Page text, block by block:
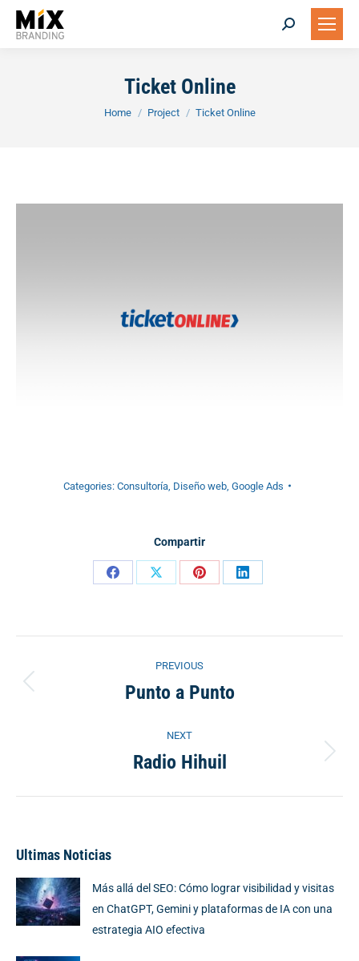
Search:
Ticket Online
You are here:
Home Project Ticket Online
Categories: Consultoría Diseño web Google Ads
Compartir
Share
Share
Share
Share
navigation
PREVIOUS
Previous
Punto a Punto
NEXT
Next
Radio Hihuil
Ultimas Noticias
Más allá del SEO: Cómo lograr visibilidad y visitas
en ChatGPT, Gemini y plataformas de IA con una
estrategia AIO efectiva